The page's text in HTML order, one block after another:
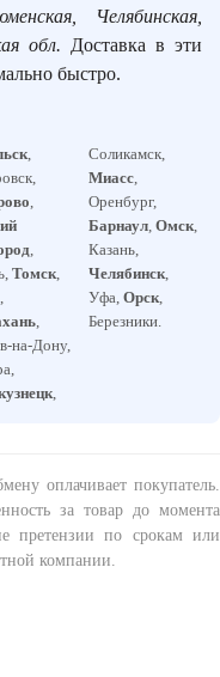
Челябинская,
обл. Доставка в эти
быстро.
,
,
,
Томск,
,
на-Дону,
,
Соликамск,
Миасс,
Оренбург,
Барнаул,Омск,
Казань,
Челябинск,
Уфа,Орск,
Березники.
оплачивает покупатель.
за товар до момента
претензии по срокам или
компании.